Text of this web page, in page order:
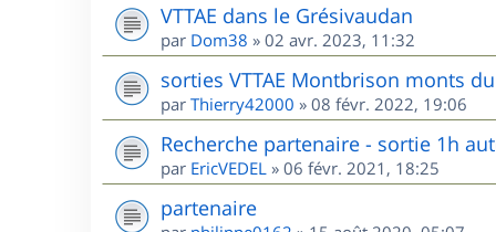
VTTAE dans le Grésivaudan
par Dom38 » 02 avr. 2023, 11:32
sorties VTTAE Montbrison monts du
par Thierry42000 » 08 févr. 2022, 19:06
Recherche partenaire - sortie 1h
par EricVEDEL » 06 févr. 2021, 18:25
partenaire